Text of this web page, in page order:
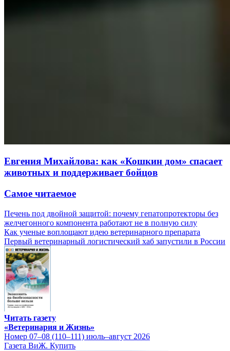
Евгения Михайлова: как «Кошкин дом» спасает
животных и поддерживает бойцов
Самое читаемое
Печень под двойной защитой: почему гепатопротекторы без
желчегонного компонента работают не в полную силу
Как ученые воплощают идею ветеринарного препарата
Первый ветеринарный логистический хаб запустили в России
Читать газету
«Ветеринария и Жизнь»
Номер 07–08 (110–111) июль–август 2026
Газета ВиЖ. Купить